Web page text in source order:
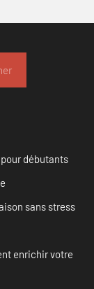
débutants
sans stress
enrichir votre